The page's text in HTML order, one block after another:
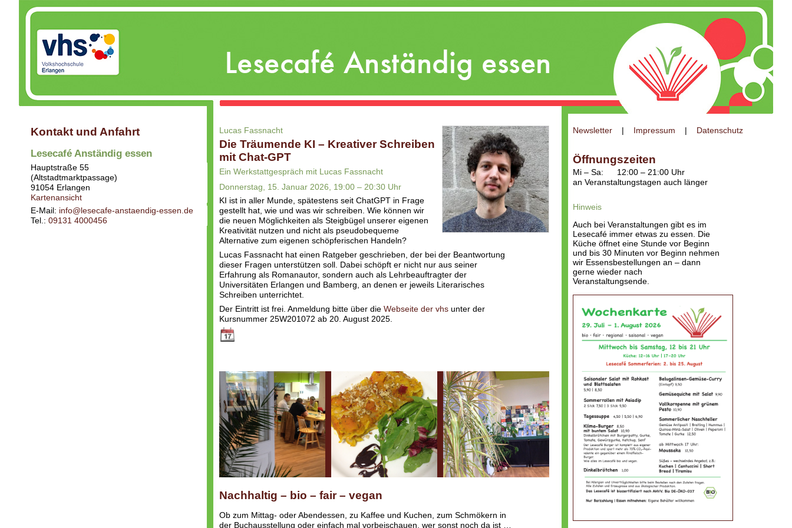
Kontakt und Anfahrt
Lesecafé Anständig essen
Hauptstraße 55
(Altstadtmarktpassage)
91054 Erlangen
Kartenansicht
E-Mail: info@lesecafe-anstaendig-essen.de
Tel.: 09131 4000456
Newsletter | Impressum | Datenschutz
Öffnungszeiten
Mi – Sa:
12:00 – 21:00 Uhr
an Veranstaltungstagen auch länger
Hinweis
Auch bei Veranstaltungen gibt es im
Lesecafé immer etwas zu essen. Die
Küche öffnet eine Stunde vor Beginn
und bis 30 Minuten vor Beginn nehmen
wir Essensbestellungen an – dann
gerne wieder nach
Veranstaltungsende.
Lucas Fassnacht
Die Träumende KI – Kreativer Schreiben
mit Chat-GPT
Ein Werkstattgespräch mit Lucas Fassnacht
Donnerstag, 15. Januar 2026, 19:00 – 20:30 Uhr
KI ist in aller Munde, spätestens seit ChatGPT in Frage
gestellt hat, wie und was wir schreiben. Wie können wir
die neuen Möglichkeiten als Steigbügel unserer eigenen
Kreativität nutzen und nicht als pseudobequeme
Alternative zum eigenen schöpferischen Handeln?
Lucas Fassnacht hat einen Ratgeber geschrieben, der bei der Beantwortung
dieser Fragen unterstützen soll. Dabei schöpft er nicht nur aus seiner
Erfahrung als Romanautor, sondern auch als Lehrbeauftragter der
Universitäten Erlangen und Bamberg, an denen er jeweils Literarisches
Schreiben unterrichtet.
Der Eintritt ist frei. Anmeldung bitte über die Webseite der vhs unter der
Kursnummer 25W201072 ab 20. August 2025.
Nachhaltig – bio – fair – vegan
Ob zum Mittag- oder Abendessen, zu Kaffee und Kuchen, zum Schmökern in
der Buchausstellung oder einfach mal vorbeischauen, wer sonst noch da ist …